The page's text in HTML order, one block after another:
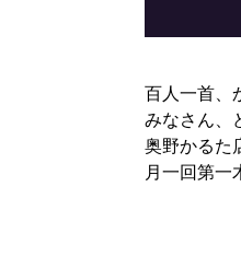
百人一首、
みなさん、
奥野かるた
月一回第一